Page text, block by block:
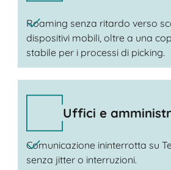
Roaming senza ritardo verso
dispositivi mobili, oltre a una
stabile per i processi di picking.
Uffici e
Comunicazione ininterrotta su
senza jitter o interruzioni.